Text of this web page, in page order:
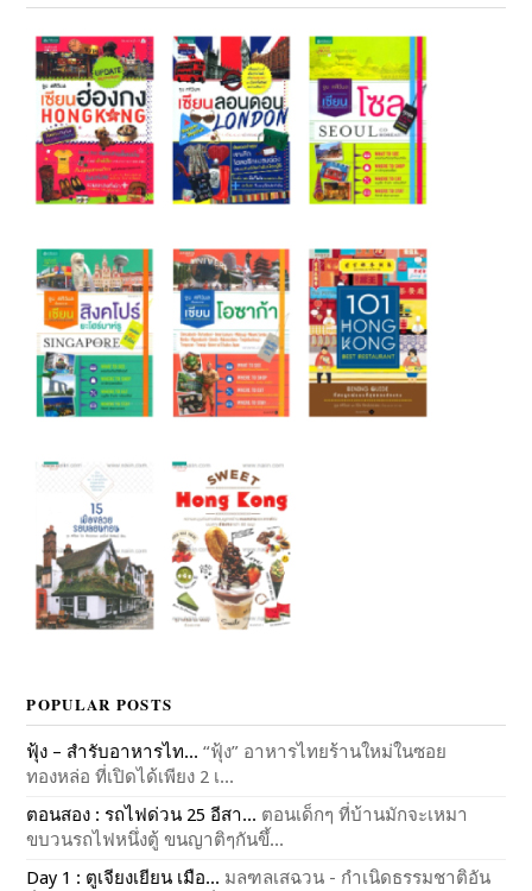
POPULAR POSTS
ฟุ้ง – สำรับอาหารไท... “ฟุ้ง” อาหารไทยร้านใหม่ในซอย
ทองหล่อ ที่เปิดได้เพียง 2 เ...
ตอนสอง : รถไฟด่วน 25 อีสา... ตอนเด็กๆ ที่บ้านมักจะเหมา
ขบวนรถไฟหนึ่งตู้ ขนญาติๆกันขึ้...
Day 1 : ตูเจียงเยียน เมือ... มลฑลเสฉวน - กำเนิดธรรมชาติอัน